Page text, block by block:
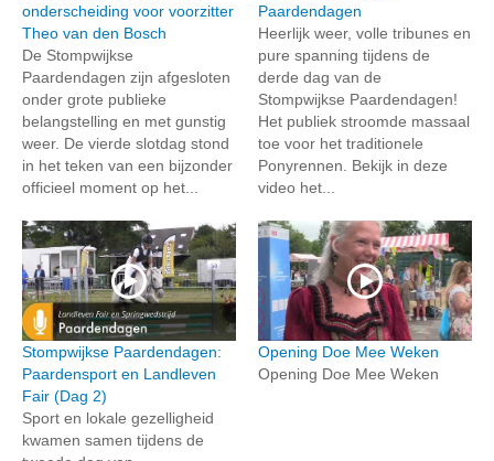
onderscheiding voor voorzitter
Theo van den Bosch
De Stompwijkse
Paardendagen zijn afgesloten
onder grote publieke
belangstelling en met gunstig
weer. De vierde slotdag stond
in het teken van een bijzonder
officieel moment op het...
Paardendagen
Heerlijk weer, volle tribunes en
pure spanning tijdens de
derde dag van de
Stompwijkse Paardendagen!
Het publiek stroomde massaal
toe voor het traditionele
Ponyrennen. Bekijk in deze
video het...
Stompwijkse Paardendagen:
Paardensport en Landleven
Fair (Dag 2)
Sport en lokale gezelligheid
kwamen samen tijdens de
Opening Doe Mee Weken
Opening Doe Mee Weken